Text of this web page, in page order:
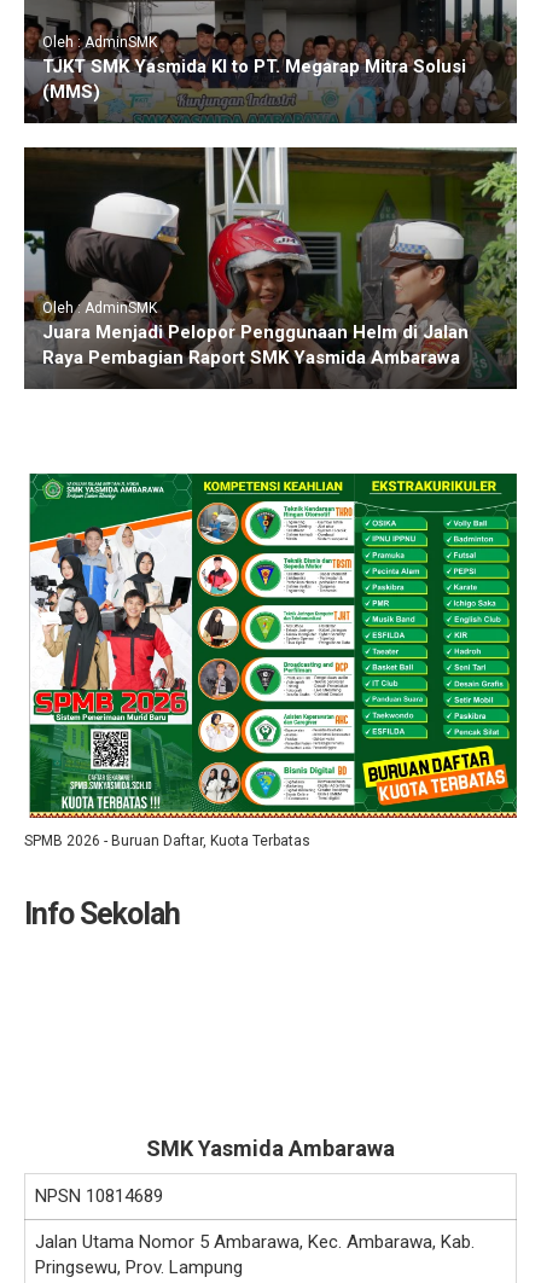
Oleh : AdminSMK
TJKT SMK Yasmida KI to PT. Megarap Mitra Solusi
(MMS)
Oleh : AdminSMK
Juara Menjadi Pelopor Penggunaan Helm di Jalan
Raya Pembagian Raport SMK Yasmida Ambarawa
SPMB 2026 - Buruan Daftar, Kuota Terbatas
Info Sekolah
SMK Yasmida Ambarawa
NPSN 10814689
Jalan Utama Nomor 5 Ambarawa, Kec. Ambarawa, Kab.
Pringsewu, Prov. Lampung